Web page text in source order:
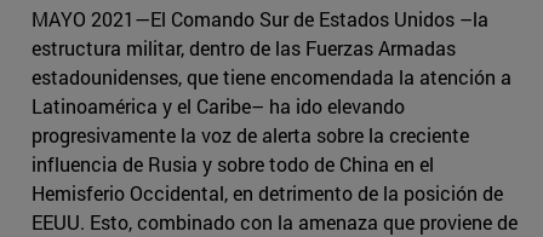
MAYO 2021—El Comando Sur de Estados Unidos –la
estructura militar, dentro de las Fuerzas Armadas
estadounidenses, que tiene encomendada la atención a
Latinoamérica y el Caribe– ha ido elevando
progresivamente la voz de alerta sobre la creciente
influencia de Rusia y sobre todo de China en el
Hemisferio Occidental, en detrimento de la posición de
EEUU. Esto, combinado con la amenaza que proviene de